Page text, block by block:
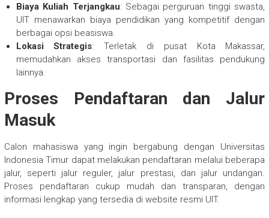
Biaya Kuliah Terjangkau: Sebagai perguruan tinggi swasta,
UIT menawarkan biaya pendidikan yang kompetitif dengan
berbagai opsi beasiswa.
Lokasi Strategis: Terletak di pusat Kota Makassar,
memudahkan akses transportasi dan fasilitas pendukung
lainnya.
Proses Pendaftaran dan Jalur
Masuk
Calon mahasiswa yang ingin bergabung dengan Universitas
Indonesia Timur dapat melakukan pendaftaran melalui beberapa
jalur, seperti jalur reguler, jalur prestasi, dan jalur undangan.
Proses pendaftaran cukup mudah dan transparan, dengan
informasi lengkap yang tersedia di website resmi UIT.